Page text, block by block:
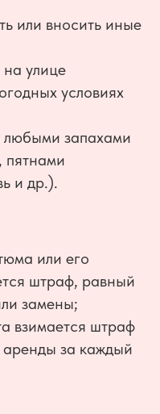
или вносить иные
на улице
условиях
любыми запахами
пятнами
и др.).
или его
штраф, равный
замены;
взимается штраф
аренды за каждый